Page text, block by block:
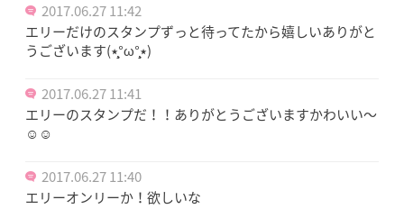
2017.06.27 11:42
エリーだけのスタンプずっと待ってたから嬉しいありがと
うございます(٭°̧̧̧ω°̧̧̧٭)
2017.06.27 11:41
エリーのスタンプだ！！ありがとうございますかわいい～
☺️☺️
2017.06.27 11:40
エリーオンリーか！欲しいな